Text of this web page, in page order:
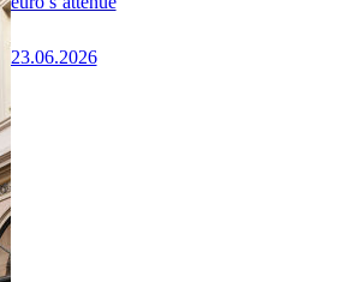
23.06.2026